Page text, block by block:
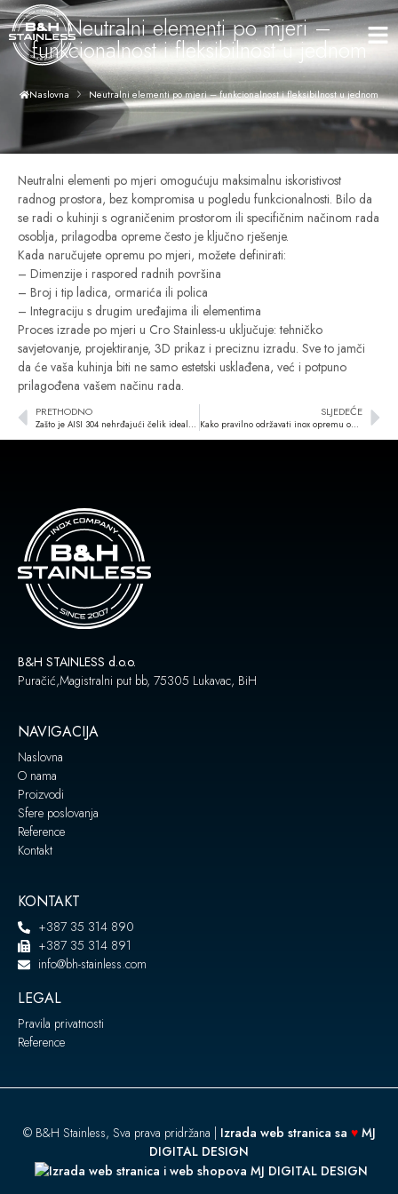
Neutralni elementi po mjeri –
funkcionalnost i fleksibilnost u jednom
Naslovna Neutralni elementi po mjeri – funkcionalnost i fleksibilnost u jednom
Neutralni elementi po mjeri omogućuju maksimalnu iskoristivost
radnog prostora, bez kompromisa u pogledu funkcionalnosti. Bilo da
se radi o kuhinji s ograničenim prostorom ili specifičnim načinom rada
osoblja, prilagodba opreme često je ključno rješenje.
Kada naručujete opremu po mjeri, možete definirati:
– Dimenzije i raspored radnih površina
– Broj i tip ladica, ormarića ili polica
– Integraciju s drugim uređajima ili elementima
Proces izrade po mjeri u Cro Stainless-u uključuje: tehničko
savjetovanje, projektiranje, 3D prikaz i preciznu izradu. Sve to jamči
da će vaša kuhinja biti ne samo estetski usklađena, već i potpuno
prilagođena vašem načinu rada.
PRETHODNO
Zašto je AISI 304 nehrđajući čelik idealan za neutralne elemente u profesionalnoj kuhinji?
SLJEDEĆE
Kako pravilno održavati inox opremu od AISI 304 u ugostiteljstvu?
B&H STAINLESS d.o.o.
Puračić,Magistralni put bb, 75305 Lukavac, BiH
NAVIGACIJA
Naslovna
O nama
Proizvodi
Sfere poslovanja
Reference
Kontakt
KONTAKT
+387 35 314 890
+387 35 314 891
info@bh-stainless.com
LEGAL
Pravila privatnosti
Reference
© B&H Stainless, Sva prava pridržana | Izrada web stranica sa ♥MJ
DIGITAL DESIGN